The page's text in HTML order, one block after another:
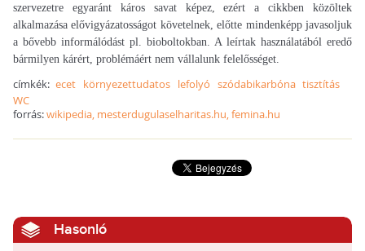
szervezetre egyaránt káros savat képez, ezért a cikkben közöltek
alkalmazása elővigyázatosságot követelnek, előtte mindenképp javasoljuk
a bővebb informálódást pl. bioboltokban. A leírtak használatából eredő
bármilyen kárért, problémáért nem vállalunk felelősséget.
címkék:ecet környezettudatos lefolyó szódabikarbóna tisztítás
WC
forrás:wikipedia, mesterdugulaselharitas.hu, femina.hu
Hasonló